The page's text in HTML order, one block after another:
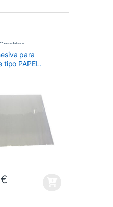
15.505,00€
se pueden elegir en la
para
tipo PAPEL.
€